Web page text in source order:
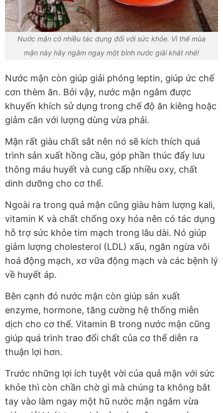
Nước mận có nhiều tác dụng đối với sức khỏe. Vì thế mùa
mận này hãy ngâm ngay một bình nước giải khát nhé!
Nước mận còn giúp giải phóng leptin, giúp ức chế
cơn thèm ăn. Bởi vậy, nước mận ngâm được
khuyến khích sử dụng trong chế độ ăn kiêng hoặc
giảm cân với lượng dùng vừa phải.
Mận rất giàu chất sắt nên nó sẽ kích thích quá
trình sản xuất hồng cầu, góp phần thúc đẩy lưu
thông máu huyết và cung cấp nhiều oxy, chất
dinh dưỡng cho cơ thể.
Ngoài ra trong quả mận cũng giàu hàm lượng kali,
vitamin K và chất chống oxy hóa nên có tác dụng
hỗ trợ sức khỏe tim mạch trong lâu dài. Nó giúp
giảm lượng cholesterol (LDL) xấu, ngăn ngừa vôi
hoá động mạch, xơ vữa động mạch và các bệnh lý
về huyết áp.
Bên cạnh đó nước mận còn giúp sản xuất
enzyme, hormone, tăng cường hệ thống miễn
dịch cho cơ thể. Vitamin B trong nước mận cũng
giúp quá trình trao đổi chất của cơ thể diễn ra
thuận lợi hơn.
Trước những lợi ích tuyệt vời của quả mận với sức
khỏe thì còn chần chờ gì mà chúng ta không bắt
tay vào làm ngay một hũ nước mận ngâm vừa